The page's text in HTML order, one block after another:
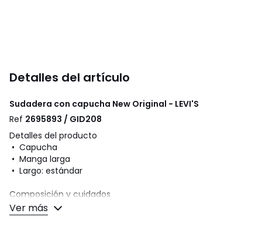
Detalles del artículo
Sudadera con capucha New Original - LEVI'S
Ref 2695893 / GID208
Detalles del producto
• Capucha
• Manga larga
• Largo: estándar
Composición y cuidados
• 100 % algodón
• Para su cuidado, te recomendamos seguir los consejos
Ver más